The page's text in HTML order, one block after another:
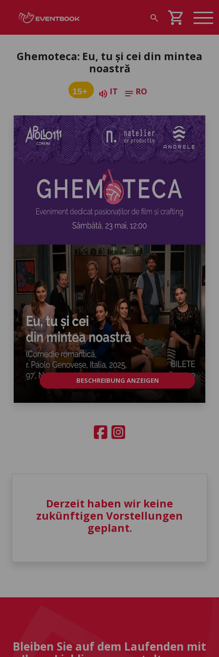
search shopping_cart
Ghemoteca: Eu, tu și cei din mintea
noastră
15+ volume_up IT notes RO
BESCHREIBUNG ANZEIGEN
Derzeit haben wir keine
zukünftigen Vorstellungen
geplant.
Bleiben Sie auf dem Laufenden mit